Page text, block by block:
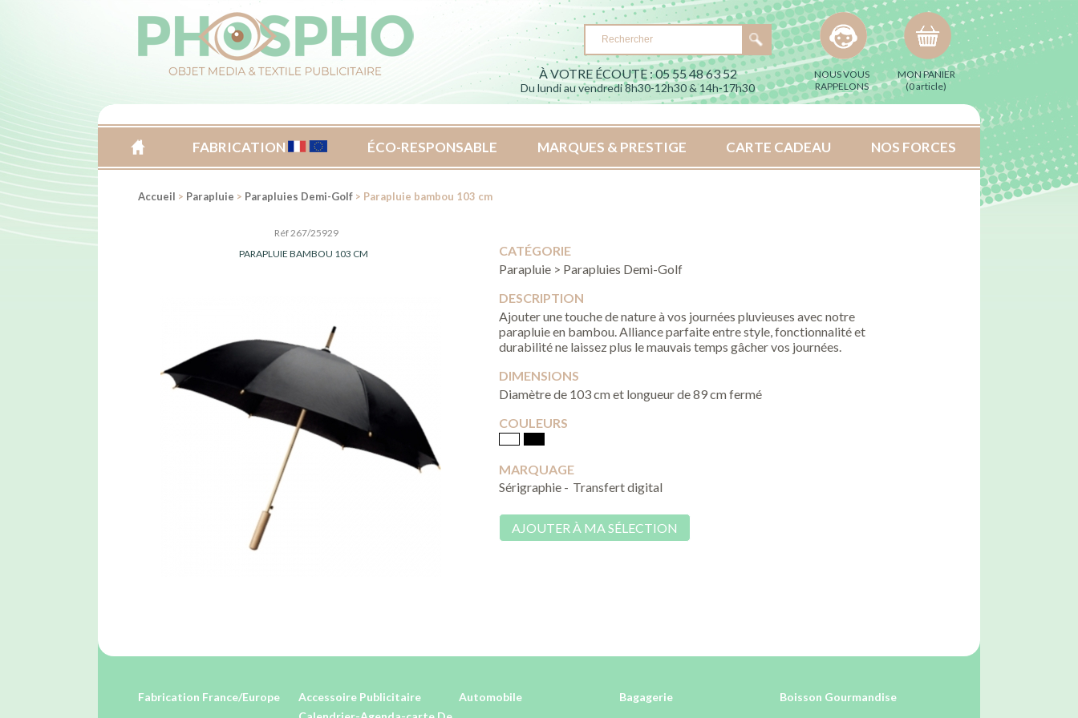
À VOTRE ÉCOUTE : 05 55 48 63 52
Du lundi au vendredi 8h30-12h30 & 14h-17h30
NOUS VOUS
RAPPELONS
MON PANIER
(0 article)
ACCUEIL
FABRICATION ÉCO-RESPONSABLE MARQUES & PRESTIGE CARTE CADEAU NOS FORCES
Accueil > Parapluie > Parapluies Demi-Golf > Parapluie bambou 103 cm
Réf 267/25929
PARAPLUIE BAMBOU 103 CM
CATÉGORIE
Parapluie > Parapluies Demi-Golf
DESCRIPTION
Ajouter une touche de nature à vos journées pluvieuses avec notre
parapluie en bambou. Alliance parfaite entre style, fonctionnalité et
durabilité ne laissez plus le mauvais temps gâcher vos journées.
DIMENSIONS
Diamètre de 103 cm et longueur de 89 cm fermé
COULEURS
MARQUAGE
Sérigraphie - Transfert digital
AJOUTER À MA SÉLECTION
Fabrication France/Europe Accessoire Publicitaire Automobile Bagagerie
Boisson Gourmandise